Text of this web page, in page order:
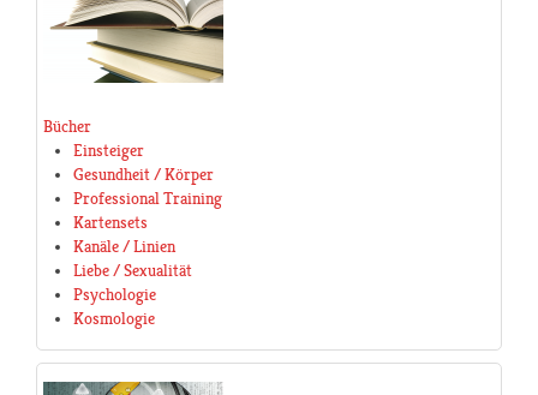
Bücher
Einsteiger
Gesundheit / Körper
Professional Training
Kartensets
Kanäle / Linien
Liebe / Sexualität
Psychologie
Kosmologie